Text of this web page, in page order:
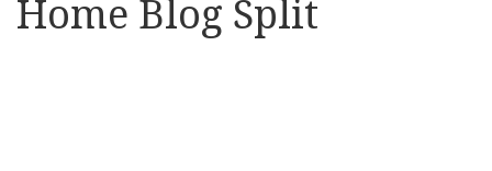
Home Blog Split